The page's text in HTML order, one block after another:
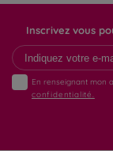
Inscrivez vous
En renseignant mon
confidentialité.